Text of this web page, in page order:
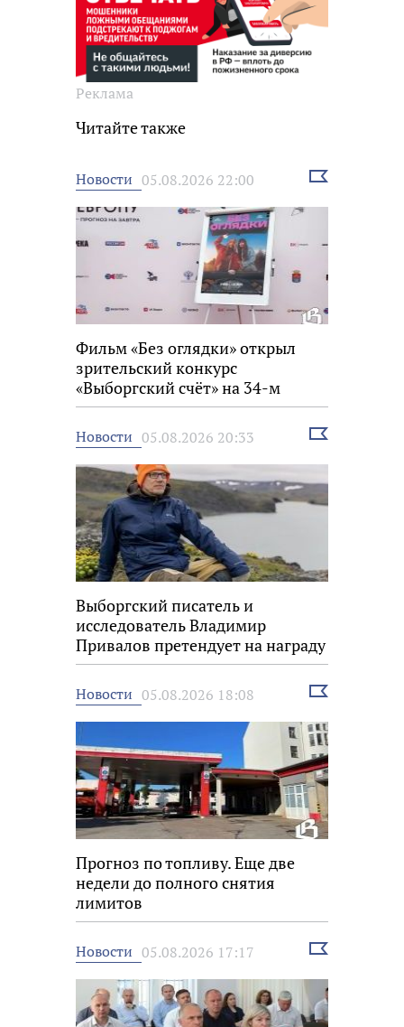
Реклама
Читайте также
Новости 05.08.2026 22:00
Выбрать
Фильм «Без оглядки» открыл
зрительский конкурс
«Выборгский счёт» на 34-м
фестивале «Окно в Европу»
Новости 05.08.2026 20:33
Выбрать
Выборгский писатель и
исследователь Владимир
Привалов претендует на награду
«Знание.Премия»
Новости 05.08.2026 18:08
Выбрать
Прогноз по топливу. Еще две
недели до полного снятия
лимитов
Новости 05.08.2026 17:17
Выбрать